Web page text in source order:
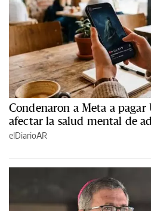
Condenaron a Meta a
afectar la salud mental de
elDiarioAR